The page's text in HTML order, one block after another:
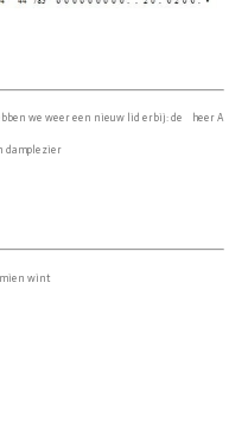
we weer een nieuw lid erbij: de heer A
damplezier
wint